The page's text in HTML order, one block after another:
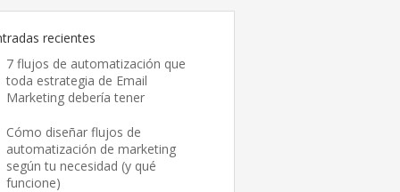
recientes
7 flujos de automatización que
toda estrategia de Email
Marketing debería tener
Cómo diseñar flujos de
automatización de marketing
según tu necesidad (y qué
funcione)